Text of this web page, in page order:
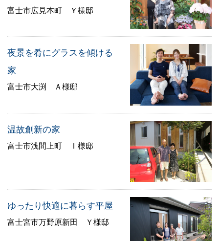
富士市広見本町 Ｙ様邸
夜景を肴にグラスを傾ける
家
富士市大渕 Ａ様邸
温故創新の家
富士市浅間上町 Ｉ様邸
ゆったり快適に暮らす平屋
富士宮市万野原新田 Ｙ様邸